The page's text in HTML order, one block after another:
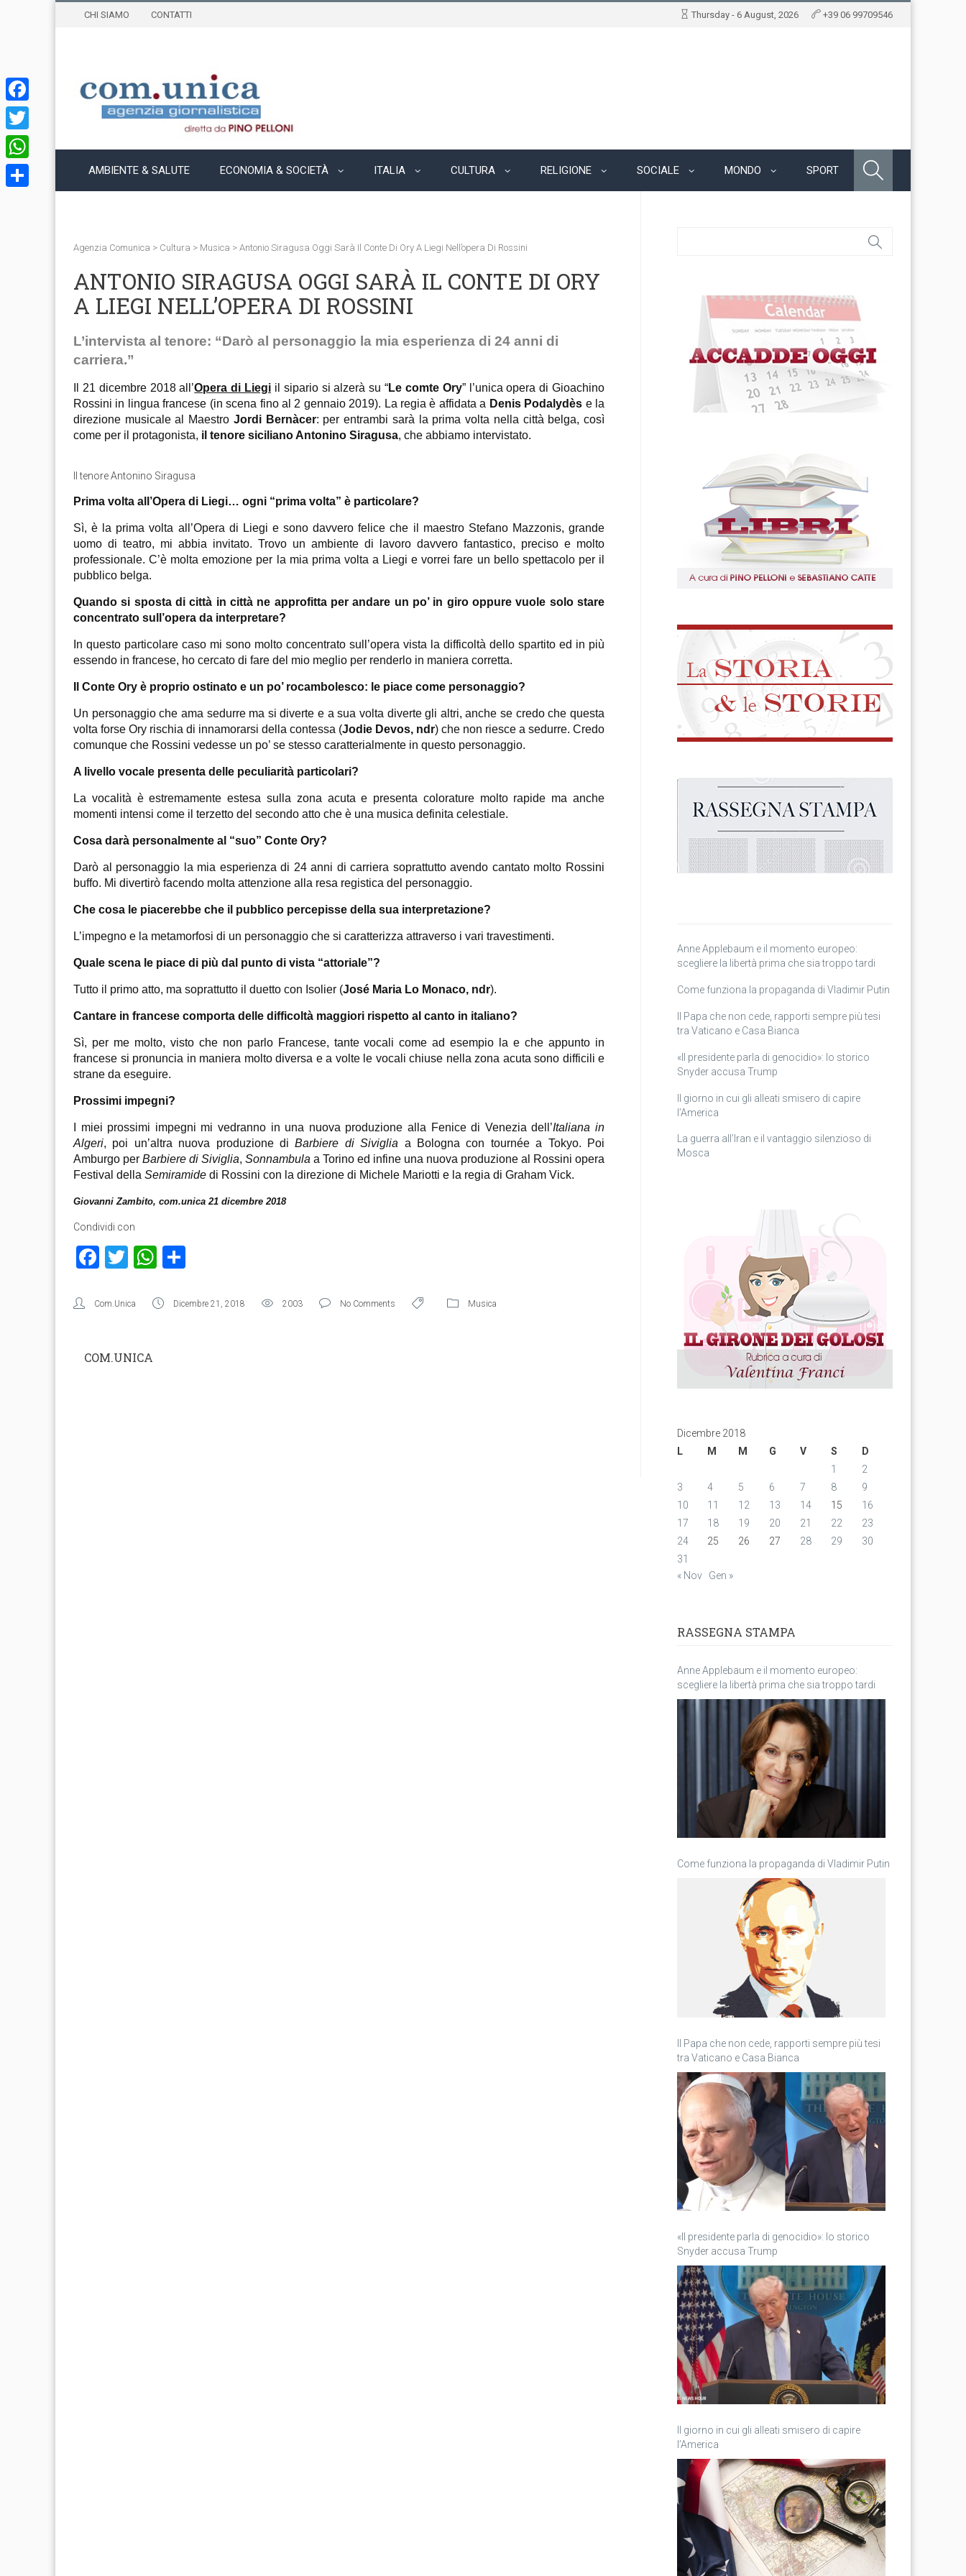
CHI SIAMO CONTATTI Thursday - 6 August, 2026 +39 06 99709546
AMBIENTE & SALUTE ECONOMIA & SOCIETÀ ITALIA CULTURA RELIGIONE SOCIALE MONDO SPORT
Agenzia Comunica > Cultura > Musica > Antonio Siragusa Oggi Sarà Il Conte Di Ory A Liegi Nell’opera Di Rossini
ANTONIO SIRAGUSA OGGI SARÀ IL CONTE DI ORY
A LIEGI NELL’OPERA DI ROSSINI
L’intervista al tenore: “Darò al personaggio la mia esperienza di 24 anni di
carriera.”
Il 21 dicembre 2018 all’Opera di Liegi il sipario si alzerà su “Le comte Ory” l’unica opera di Gioachino
Rossini in lingua francese (in scena fino al 2 gennaio 2019). La regia è affidata a Denis Podalydès e la
direzione musicale al Maestro Jordi Bernàcer: per entrambi sarà la prima volta nella città belga, così
come per il protagonista, il tenore siciliano Antonino Siragusa, che abbiamo intervistato.
Il tenore Antonino Siragusa
Prima volta all’Opera di Liegi… ogni “prima volta” è particolare?
Sì, è la prima volta all’Opera di Liegi e sono davvero felice che il maestro Stefano Mazzonis, grande
uomo di teatro, mi abbia invitato. Trovo un ambiente di lavoro davvero fantastico, preciso e molto
professionale. C’è molta emozione per la mia prima volta a Liegi e vorrei fare un bello spettacolo per il
pubblico belga.
Quando si sposta di città in città ne approfitta per andare un po’ in giro oppure vuole solo stare
concentrato sull’opera da interpretare?
In questo particolare caso mi sono molto concentrato sull’opera vista la difficoltà dello spartito ed in più
essendo in francese, ho cercato di fare del mio meglio per renderlo in maniera corretta.
Il Conte Ory è proprio ostinato e un po’ rocambolesco: le piace come personaggio?
Un personaggio che ama sedurre ma si diverte e a sua volta diverte gli altri, anche se credo che questa
volta forse Ory rischia di innamorarsi della contessa (Jodie Devos, ndr) che non riesce a sedurre. Credo
comunque che Rossini vedesse un po’ se stesso caratterialmente in questo personaggio.
A livello vocale presenta delle peculiarità particolari?
La vocalità è estremamente estesa sulla zona acuta e presenta colorature molto rapide ma anche
momenti intensi come il terzetto del secondo atto che è una musica definita celestiale.
Cosa darà personalmente al “suo” Conte Ory?
Darò al personaggio la mia esperienza di 24 anni di carriera soprattutto avendo cantato molto Rossini
buffo. Mi divertirò facendo molta attenzione alla resa registica del personaggio.
Che cosa le piacerebbe che il pubblico percepisse della sua interpretazione?
L’impegno e la metamorfosi di un personaggio che si caratterizza attraverso i vari travestimenti.
Quale scena le piace di più dal punto di vista “attoriale”?
Tutto il primo atto, ma soprattutto il duetto con Isolier (José Maria Lo Monaco, ndr).
Cantare in francese comporta delle difficoltà maggiori rispetto al canto in italiano?
Sì, per me molto, visto che non parlo Francese, tante vocali come ad esempio la e che appunto in
francese si pronuncia in maniera molto diversa e a volte le vocali chiuse nella zona acuta sono difficili e
strane da eseguire.
Prossimi impegni?
I miei prossimi impegni mi vedranno in una nuova produzione alla Fenice di Venezia dell’Italiana in
Algeri, poi un’altra nuova produzione diBarbiere di Siviglia a Bologna con tournée a Tokyo. Poi
Amburgo per Barbiere di Siviglia, Sonnambula a Torino ed infine una nuova produzione al Rossini opera
Festival della Semiramide di Rossini con la direzione di Michele Mariotti e la regia di Graham Vick.
Giovanni Zambito, com.unica 21 dicembre 2018
Condividi con
Facebook
TwitterWhatsApp
Com.Unica Dicembre 21, 2018 2003 No Comments Musica
COM.UNICA
Anne Applebaum e il momento europeo:
scegliere la libertà prima che sia troppo tardi
Come funziona la propaganda di Vladimir Putin
Il Papa che non cede, rapporti sempre più tesi
tra Vaticano e Casa Bianca
«Il presidente parla di genocidio»: lo storico
Snyder accusa Trump
Il giorno in cui gli alleati smisero di capire
l’America
La guerra all’Iran e il vantaggio silenzioso di
Mosca
Dicembre 2018
L
M M G V S
D
1
2
3
4 5 6 7 8
9
10
11 12 13 14 15
16
17
18 19 20 21 22
23
24
25 26 27 28 29
30
31
« Nov
Gen »
RASSEGNA STAMPA
Anne Applebaum e il momento europeo:
scegliere la libertà prima che sia troppo tardi
Come funziona la propaganda di Vladimir Putin
Il Papa che non cede, rapporti sempre più tesi
tra Vaticano e Casa Bianca
«Il presidente parla di genocidio»: lo storico
Snyder accusa Trump
Il giorno in cui gli alleati smisero di capire
l’America
Facebook
Twitter
WhatsApp